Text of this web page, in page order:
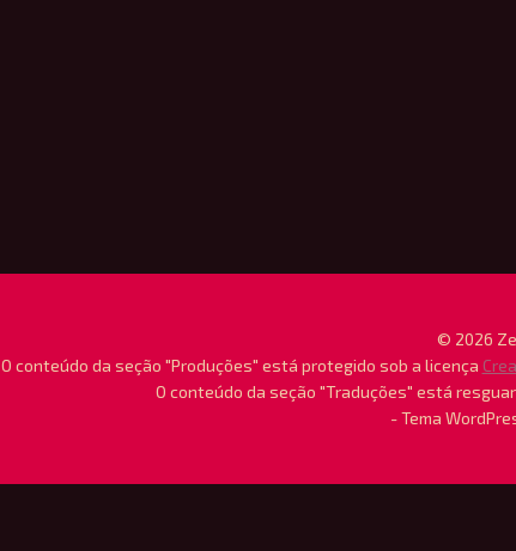
© 2026
O conteúdo da seção "Produções" está protegido sob a licença
O conteúdo da seção "Traduções" está
- Tema